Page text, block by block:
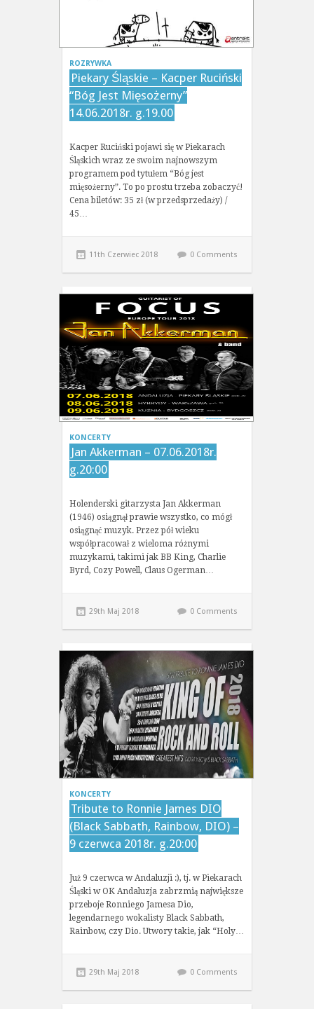
ROZRYWKA
Piekary Śląskie – Kacper Ruciński
“Bóg Jest Mięsożerny”
14.06.2018r. g.19.00
Kacper Ruciński pojawi się w Piekarach
Śląskich wraz ze swoim najnowszym
programem pod tytułem “Bóg jest
mięsożerny”. To po prostu trzeba zobaczyć!
Cena biletów: 35 zł (w przedsprzedaży) /
45…
11th Czerwiec 2018 0 Comments
KONCERTY
Jan Akkerman – 07.06.2018r.
g.20:00
Holenderski gitarzysta Jan Akkerman
(1946) osiągnął prawie wszystko, co mógł
osiągnąć muzyk. Przez pół wieku
współpracował z wieloma różnymi
muzykami, takimi jak BB King, Charlie
Byrd, Cozy Powell, Claus Ogerman…
29th Maj 2018 0 Comments
KONCERTY
Tribute to Ronnie James DIO
(Black Sabbath, Rainbow, DIO) –
9 czerwca 2018r. g.20:00
Już 9 czerwca w Andaluzji :), tj. w Piekarach
Śląski w OK Andaluzja zabrzmią największe
przeboje Ronniego Jamesa Dio,
legendarnego wokalisty Black Sabbath,
Rainbow, czy Dio. Utwory takie, jak “Holy…
29th Maj 2018 0 Comments